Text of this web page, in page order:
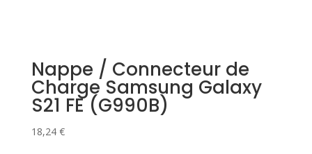
Nappe / Connecteur de
Charge Samsung Galaxy
S21 FE (G990B)
18,24 €